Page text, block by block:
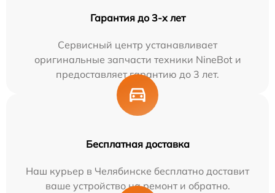
Гарантия до 3-х лет
Сервисный центр устанавливает
оригинальные запчасти техники NineBot и
предоставляет гарантию до 3 лет.
Бесплатная доставка
Наш курьер в Челябинске бесплатно доставит
ваше устройство на ремонт и обратно.